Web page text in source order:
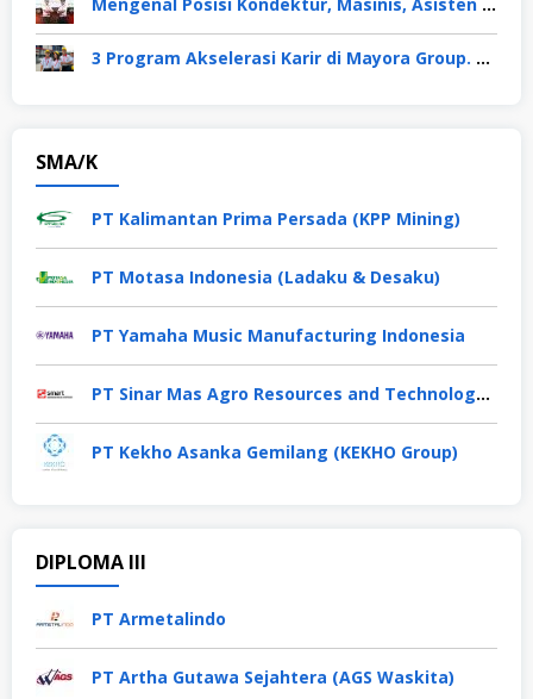
3 Program Akselerasi Karir di Mayora Group. Apa Saja? Berikut Penjelasannya
SMA/K
PT Kalimantan Prima Persada (KPP Mining)
PT Motasa Indonesia (Ladaku & Desaku)
PT Yamaha Music Manufacturing Indonesia
PT Sinar Mas Agro Resources and Technology Tbk
PT Kekho Asanka Gemilang (KEKHO Group)
DIPLOMA III
PT Armetalindo
PT Artha Gutawa Sejahtera (AGS Waskita)